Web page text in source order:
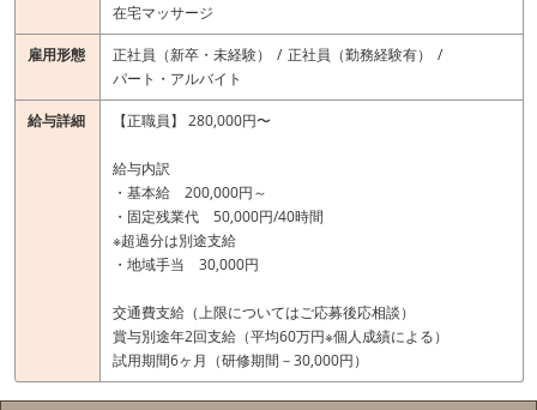
在宅マッサージ
雇用形態 正社員（新卒・未経験）
正社員（勤務経験有）
パート・アルバイト
給与詳細 【正職員】 280,000円〜
給与内訳
・基本給 200,000円～
・固定残業代 50,000円/40時間
※超過分は別途支給
・地域手当 30,000円
交通費支給（上限についてはご応募後応相談）
賞与別途年2回支給（平均60万円※個人成績による）
試用期間6ヶ月（研修期間－30,000円）